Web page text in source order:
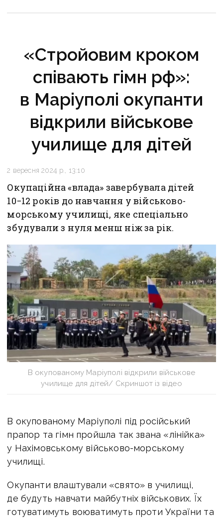
«Стройовим кроком
співають гімн рф»:
в Маріуполі окупанти
відкрили військове
училище для дітей
2 вересня 2024 р., 13:10
Окупаційна «влада» завербувала дітей
10−12 років до навчання у військово-
морському училищі, яке спеціально
збудували з нуля менш ніж за рік.
В окупованому Маріуполі відкрили військове
училище для дітей/ Скриншот із відео
В окупованому Маріуполі під російський
прапор та гімн пройшла так звана «лінійка»
у Нахімовському військово-морському
училищі.
Окупанти влаштували «свято» в училищі,
де будуть навчати майбутніх військових. Їх
готуватимуть воюватимуть проти України та